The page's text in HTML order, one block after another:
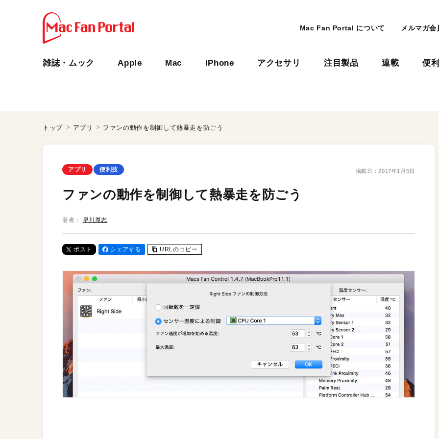
Mac Fan Portal について メルマガ会
雑誌・ムック Apple Mac iPhone アクセサリ 注目製品 連載 便
トップ アプリ ファンの動作を制御して熱暴走を防ごう
アプリ 便利技 掲載日：2017年1月5日
ファンの動作を制御して熱暴走を防ごう
著者： 早川厚志
ポスト シェアする URLのコピー